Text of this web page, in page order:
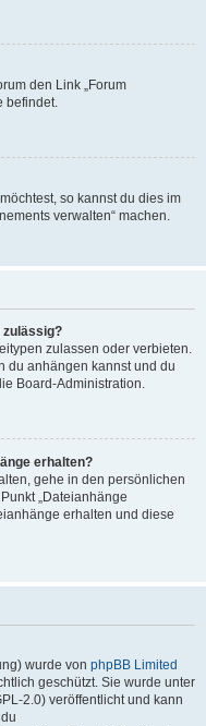
den Link „Forum
befindet.
so kannst du dies im
verwalten“ machen.
zulässig?
zulassen oder verbieten.
du anhängen kannst und du
Board-Administration.
erhalten?
gehe in den persönlichen
„Dateianhänge
erhalten und diese
wurde von phpBB Limited
geschützt. Sie wurde unter
2.0) veröffentlicht und kann